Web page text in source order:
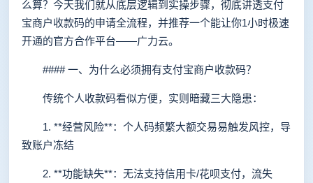
么算？今天我们就从底层逻辑到实操步骤，彻底讲透支付
宝商户收款码的申请全流程，并推荐一个能让你1小时极速
开通的官方合作平台——广力云。
#### 一、为什么必须拥有支付宝商户收款码？
传统个人收款码看似方便，实则暗藏三大隐患：
1. **经营风险**：个人码频繁大额交易易触发风控，导
致账户冻结
2. **功能缺失**：无法支持信用卡/花呗支付，流失